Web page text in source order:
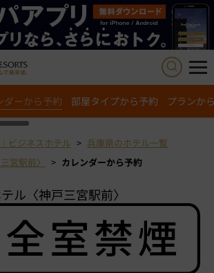
ダーから予約 部屋タイプから予約 プランか
ビジネスホテル
兵庫県のホテル一覧
宮駅前〉
カレンダーから予約
ル〈神戸三宮駅前〉